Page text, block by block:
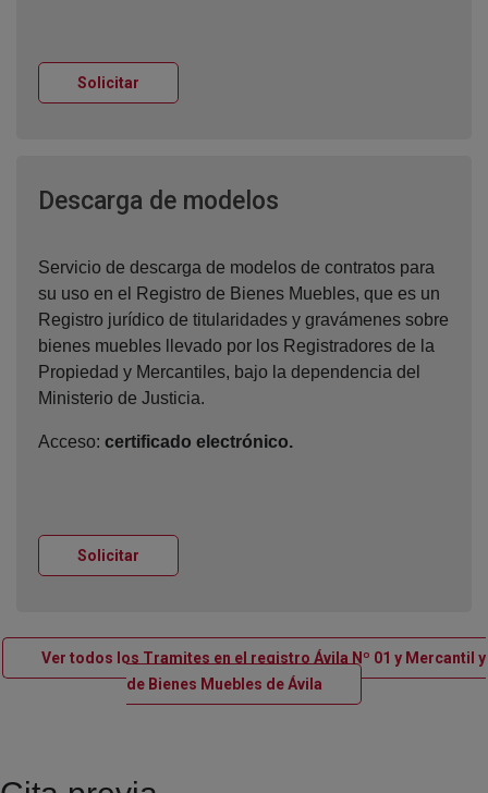
Solicitar
Descarga de modelos
Servicio de descarga de modelos de contratos para
su uso en el Registro de Bienes Muebles, que es un
Registro jurídico de titularidades y gravámenes sobre
bienes muebles llevado por los Registradores de la
Propiedad y Mercantiles, bajo la dependencia del
Ministerio de Justicia.
Acceso: certificado electrónico.
Solicitar
Ver todos los Tramites en el registro Ávila Nº 01 y Mercantil y
de Bienes Muebles de Ávila Ventana nueva